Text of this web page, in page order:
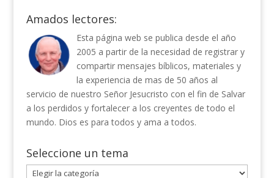
Amados lectores:
Esta página web se publica desde el año
2005 a partir de la necesidad de registrar y
compartir mensajes bíblicos, materiales y
la experiencia de mas de 50 años al
servicio de nuestro Señor Jesucristo con el fin de Salvar
a los perdidos y fortalecer a los creyentes de todo el
mundo. Dios es para todos y ama a todos.
Seleccione un tema
Seleccione